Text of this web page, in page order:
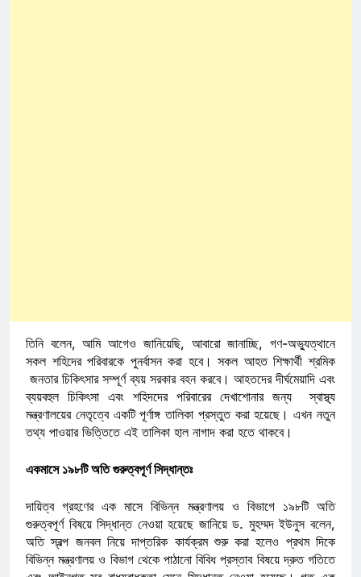
তিনি বলেন, আমি আগেও জানিয়েছি, আবারো জানাচ্ছি, গণ-অভ্যুত্থানে
সকল শহিদের পরিবারকে পুনর্বাসন করা হবে। সকল আহত শিক্ষার্থী শ্রমিক
জনতার চিকিৎসার সম্পূর্ণ ব্যয় সরকার বহন করবে। আহতদের দীর্ঘমেয়াদি এবং
ব্যয়বহুল চিকিৎসা এবং শহিদদের পরিবারের দেখাশোনার জন্য স্বাস্থ্য
মন্ত্রণালয়ের নেতৃত্বে একটি পূর্ণাঙ্গ তালিকা প্রস্তুত করা হয়েছে। এখন নতুন
তথ্য পাওয়ার ভিত্তিতে এই তালিকা হাল নাগাদ করা হতে থাকবে।
একমাসে ১৯৮টি অতি গুরুত্বপূর্ণ সিদ্ধান্তঃ
দায়িত্ব গ্রহণের এক মাসে বিভিন্ন মন্ত্রণালয় ও বিভাগে ১৯৮টি অতি
গুরুত্বপূর্ণ বিষয়ে সিদ্ধান্ত নেওয়া হয়েছে জানিয়ে ড. মুহম্মদ ইউনুস বলেন,
অতি স্বল্প জনবল নিয়ে দাপ্তরিক কার্যক্রম শুরু করা হলেও প্রথম দিকে
বিভিন্ন মন্ত্রণালয় ও বিভাগ থেকে পাঠানো বিবিধ প্রস্তাব বিষয়ে দ্রুত গতিতে